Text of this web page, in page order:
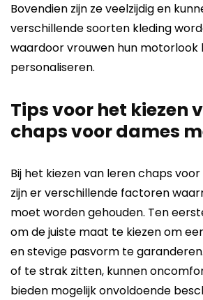
Bovendien zijn ze veelzijdig en
verschillende soorten kleding
waardoor vrouwen hun motorlook
personaliseren.
Tips voor het kiezen
chaps voor dames
Bij het kiezen van leren chaps
zijn er verschillende factoren
moet worden gehouden. Ten
om de juiste maat te kiezen om
en stevige pasvorm te
of te strak zitten, kunnen
bieden mogelijk onvoldoende